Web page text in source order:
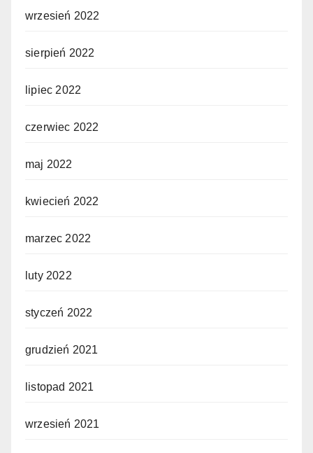
wrzesień 2022
sierpień 2022
lipiec 2022
czerwiec 2022
maj 2022
kwiecień 2022
marzec 2022
luty 2022
styczeń 2022
grudzień 2021
listopad 2021
wrzesień 2021